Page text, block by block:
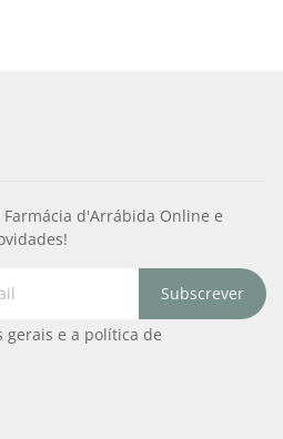
d'Arrábida Online e
Subscrever
gerais e a política de